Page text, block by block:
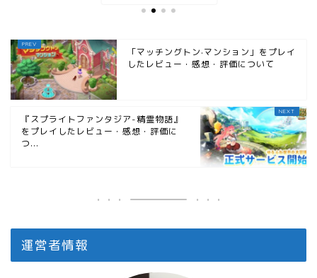
「マッチングトン·マンション」をプレイ
したレビュー・感想・評価について
『スプライトファンタジア-精霊物語』
をプレイしたレビュー・感想・評価に
つ...
運営者情報